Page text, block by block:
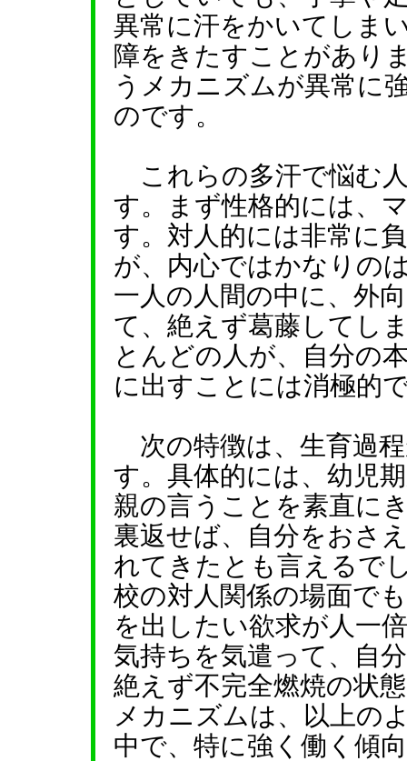
異常に汗をかいてしま
障をきたすことがあり
うメカニズムが異常に
のです。
これらの多汗で悩む
す。まず性格的には、
す。対人的には非常に
が、内心ではかなりの
一人の人間の中に、外
て、絶えず葛藤してし
とんどの人が、自分の
に出すことには消極的
次の特徴は、生育過
す。具体的には、幼児
親の言うことを素直に
裏返せば、自分をおさ
れてきたとも言えるで
校の対人関係の場面で
を出したい欲求が人一
気持ちを気遣って、自
絶えず不完全燃焼の状
メカニズムは、以上の
中で、特に強く働く傾